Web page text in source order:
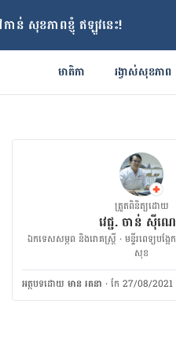
ន់ សុខភាពខ្ញុំ ឥឡូវនេះ!
មាតិកា រង្វាស់​សុខភាព
ត្រួតពិនិត្យដោយ
វេជ្ជ. ចាន់ ស៊ីណ
ឯកទេសសម្ភព និងរោគស្ត្រី · ម​ន្ទីរពេទ្យបង្អ
សុខ
អត្ថបទ​ដោយ មាន រតនា ·កែ 27/08/2021